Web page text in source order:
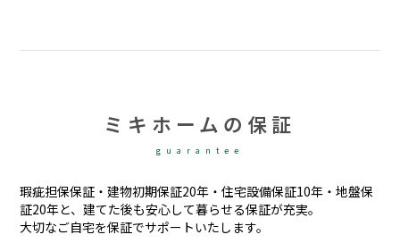
ミキホームの保証
guarantee
瑕疵担保保証・建物初期保証20年・住宅設備保証10年・地盤保
証20年と、建てた後も安心して暮らせる保証が充実。
大切なご自宅を保証でサポートいたします。